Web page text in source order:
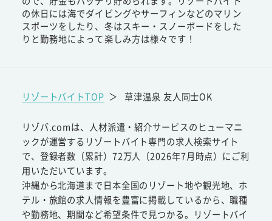
の休日には海でダイビングやサーフィンなどのマリン
スポーツをしたり、冬はスキー・スノーボードをした
りと勤務地によって楽しみ方は様々です！
リゾートバイトTOP ＞ 草津温泉 友人同士OK
リゾバ.comは、人材派遣・紹介サービスのヒューマニ
ックが運営するリゾートバイト専門の求人検索サイト
で、登録者数（累計）72万人（2026年7月時点）にご利
用いただいています。
沖縄から北海道まで日本全国のリゾート地や観光地、ホ
テル・旅館の求人情報を豊富に掲載しているから、職種
や勤務地、期間など希望条件で見つかる。リゾートバイ